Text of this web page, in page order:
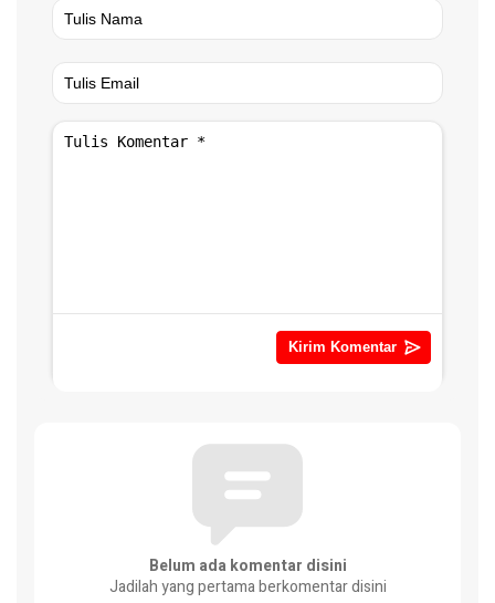
Belum ada komentar disini
Jadilah yang pertama berkomentar disini